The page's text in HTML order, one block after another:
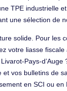
TPE industrielle
une sélection de
solide. Pour les
votre liasse
Pays-
vos bulletins de
en SCI ou